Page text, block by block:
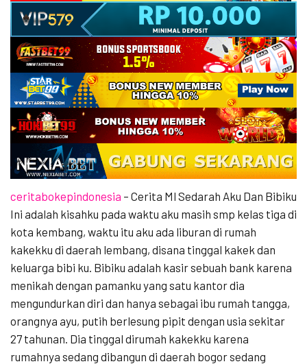
ceritabokepindonesia – Cerita Ml Sedarah Aku Dan Bibiku
Ini adalah kisahku pada waktu aku masih smp kelas tiga di
kota kembang, waktu itu aku ada liburan di rumah
kakekku di daerah lembang, disana tinggal kakek dan
keluarga bibi ku. Bibiku adalah kasir sebuah bank karena
menikah dengan pamanku yang satu kantor dia
mengundurkan diri dan hanya sebagai ibu rumah tangga,
orangnya ayu, putih berlesung pipit dengan usia sekitar
27 tahunan. Dia tinggal dirumah kakekku karena
rumahnya sedang dibangun di daerah bogor sedang